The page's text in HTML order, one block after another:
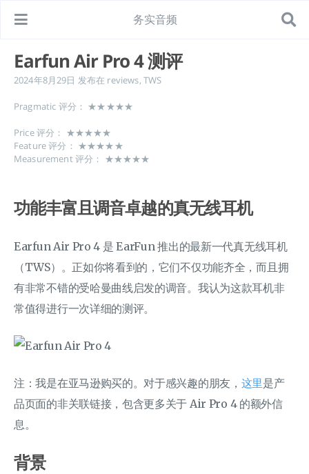
务实音频
Earfun Air Pro 4 测评
2024年8月29日 发布在 reviews, TWS
Pragmatic 评分： ★★★★★
Price 评分： ★★★★★
Feature 评分： ★★★★★
Measurement 评分： ★★★★★
功能丰富且调音卓越的真无线耳机
Earfun Air Pro 4 是 EarFun 推出的最新一代真无线耳机
（TWS）。正如你将看到的，它们不仅功能齐全，而且拥
有非常不错的受哈曼曲线启发的调音。我认为这款耳机非
常值得进行一次详细的测评。
注：我是在亚马逊购买的。对于感兴趣的朋友， 这里是产
品页面的非关联链接，包含更多关于 Air Pro 4 的额外信
息。
背景